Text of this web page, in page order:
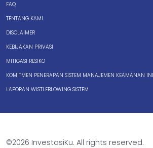
FAQ
TENTANG KAMI
DISCLAIMER
KEBIJAKAN PRIVASI
MITIGASI RESIKO
KOMITMEN PENERAPAN SISTEM MANAJEMEN KEAMANAN
LAPORAN WISTLEBLOWING SISTEM
©2026 InvestasiKu. All rights reserved.